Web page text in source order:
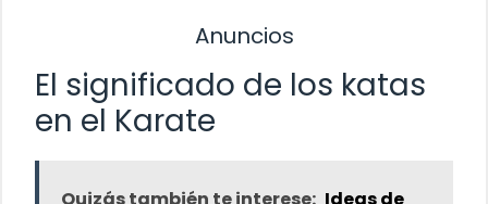
Anuncios
El significado de los katas
en el Karate